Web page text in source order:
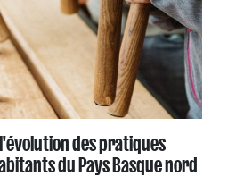
des pratiques
du Pays Basque nord